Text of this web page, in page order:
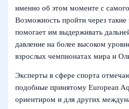
именно об этом моменте с
Возможность пройти через
помогает им выдерживать
давление на более высоком
взрослых чемпионатах мира и
Эксперты в сфере спорта
подобные принятому European
ориентиром и для других